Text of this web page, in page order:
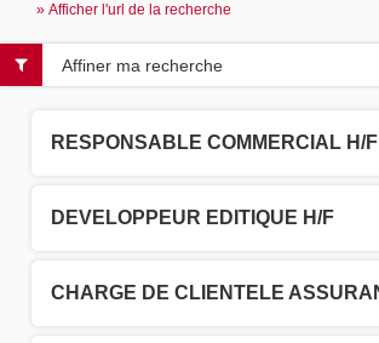
» Afficher l'url de la recherche
RESPONSABLE COMMERCIAL H/F
DEVELOPPEUR EDITIQUE H/F
Affiner ma recherche